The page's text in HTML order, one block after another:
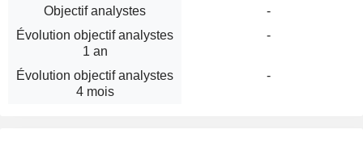
Objectif analystes
-
Évolution objectif analystes
1 an
-
Évolution objectif analystes
4 mois
-